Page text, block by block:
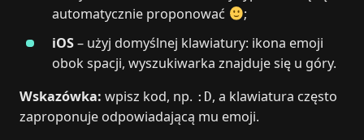
automatycznie proponować
;
iOS– użyj domyślnej klawiatury: ikona emoji
obok spacji, wyszukiwarka znajduje się u góry.
Wskazówka: wpisz kod, np. :D, a klawiatura często
zaproponuje odpowiadającą mu emoji.